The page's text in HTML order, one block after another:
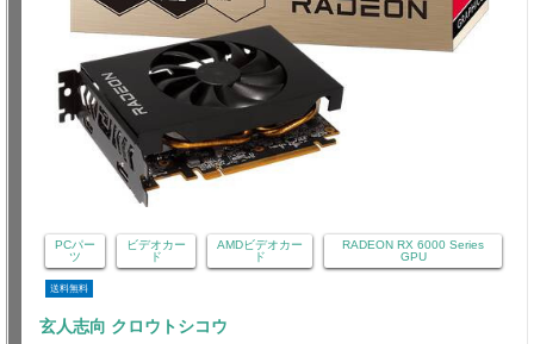
PCパー
ツ
ビデオカー
ド
AMDビデオカー
ド
RADEON RX 6000 Series
GPU
送料無料
玄人志向 クロウトシコウ